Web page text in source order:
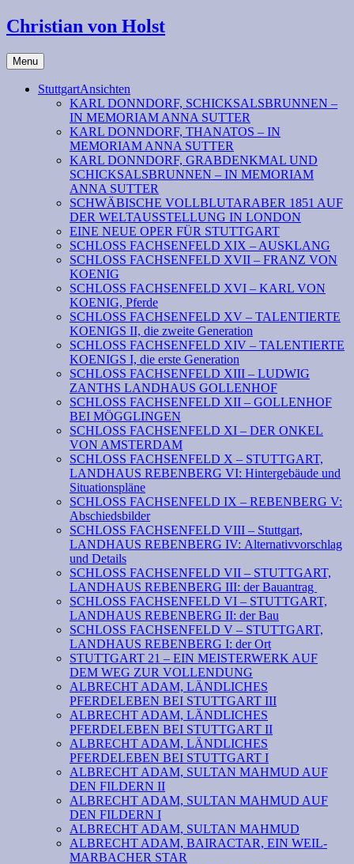
Christian von Holst
Menu
StuttgartAnsichten
KARL DONNDORF, SCHICKSALSBRUNNEN –
IN MEMORIAM ANNA SUTTER
KARL DONNDORF, THANATOS – IN
MEMORIAM ANNA SUTTER
KARL DONNDORF, GRABDENKMAL UND
SCHICKSALSBRUNNEN – IN MEMORIAM
ANNA SUTTER
SCHWÄBISCHE VOLLBLUTARABER 1851 AUF
DER WELTAUSSTELLUNG IN LONDON
EINE NEUE OPER FÜR STUTTGART
SCHLOSS FACHSENFELD XIX – AUSKLANG
SCHLOSS FACHSENFELD XVII – FRANZ VON
KOENIG
SCHLOSS FACHSENFELD XVI – KARL VON
KOENIG, Pferde
SCHLOSS FACHSENFELD XV – TALENTIERTE
KOENIGS II, die zweite Generation
SCHLOSS FACHSENFELD XIV – TALENTIERTE
KOENIGS I, die erste Generation
SCHLOSS FACHSENFELD XIII – LUDWIG
ZANTHS LANDHAUS GOLLENHOF
SCHLOSS FACHSENFELD XII – GOLLENHOF
BEI MÖGGLINGEN
SCHLOSS FACHSENFELD XI – DER ONKEL
VON AMSTERDAM
SCHLOSS FACHSENFELD X – STUTTGART,
LANDHAUS REBENBERG VI: Hintergebäude und
Situationspläne
SCHLOSS FACHSENFELD IX – REBENBERG V:
Abschiedsbilder
SCHLOSS FACHSENFELD VIII – Stuttgart,
LANDHAUS REBENBERG IV: Alternativvorschlag
und Details
SCHLOSS FACHSENFELD VII – STUTTGART,
LANDHAUS REBENBERG III: der Bauantrag
SCHLOSS FACHSENFELD VI – STUTTGART,
LANDHAUS REBENBERG II: der Bau
SCHLOSS FACHSENFELD V – STUTTGART,
LANDHAUS REBENBERG I: der Ort
STUTTGART 21 – EIN MEISTERWERK AUF
DEM WEG ZUR VOLLENDUNG
ALBRECHT ADAM, LÄNDLICHES
PFERDELEBEN BEI STUTTGART III
ALBRECHT ADAM, LÄNDLICHES
PFERDELEBEN BEI STUTTGART II
ALBRECHT ADAM, LÄNDLICHES
PFERDELEBEN BEI STUTTGART I
ALBRECHT ADAM, SULTAN MAHMUD AUF
DEN FILDERN II
ALBRECHT ADAM, SULTAN MAHMUD AUF
DEN FILDERN I
ALBRECHT ADAM, SULTAN MAHMUD
ALBRECHT ADAM, BAIRACTAR, EIN WEIL-
MARBACHER STAR